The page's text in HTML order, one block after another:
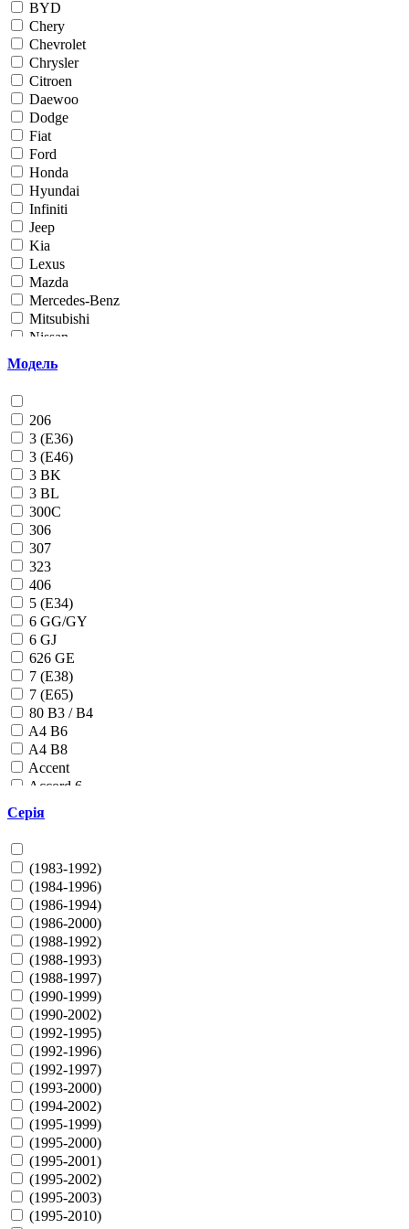
BYD
Chery
Chevrolet
Chrysler
Citroen
Daewoo
Dodge
Fiat
Ford
Honda
Hyundai
Infiniti
Jeep
Kia
Lexus
Mazda
Mercedes-Benz
Mitsubishi
Nissan
Peugeot
Subaru
Suzuki
Tesla
Toyota
Volkswagen
Модель
206
3 (E36)
3 (E46)
3 BK
3 BL
300C
306
307
323
406
5 (E34)
6 GG/GY
6 GJ
626 GE
7 (E38)
7 (E65)
80 B3 / B4
A4 B6
A4 B8
Accent
Accord 6
Accord 7
Accord 8
Avensis T22
Aveo T250
Boxer / Jumper / Ducato
C3
Camry V20
Camry V30
Camry V40
Camry V50 EUR
Camry V50 USA
Carina E
Cherokee KL
Civic
Combo
Corolla E100
Corolla E110
Corolla E120
Corolla E150
Corsa
CRV
CX5
Серія
(1983-1992)
(1984-1996)
(1986-1994)
(1986-2000)
(1988-1992)
(1988-1993)
(1988-1997)
(1990-1999)
(1990-2002)
(1992-1995)
(1992-1996)
(1992-1997)
(1993-2000)
(1994-2002)
(1995-1999)
(1995-2000)
(1995-2001)
(1995-2002)
(1995-2003)
(1995-2010)